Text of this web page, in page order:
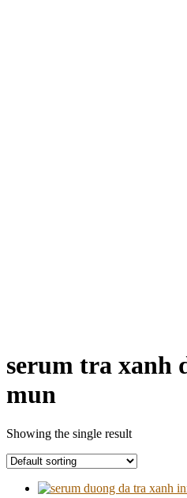
serum tra xanh
mun
Showing the single result